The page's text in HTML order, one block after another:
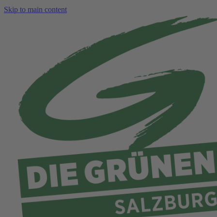
Skip to main content